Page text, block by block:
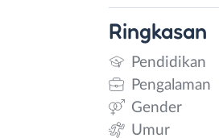
Ringkasan
Pendidikan
Pengalaman
Gender
Umur